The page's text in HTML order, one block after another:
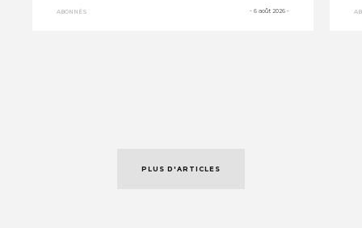
ABONNÉS - 6 août 2026 -
PLUS D'ARTICLES